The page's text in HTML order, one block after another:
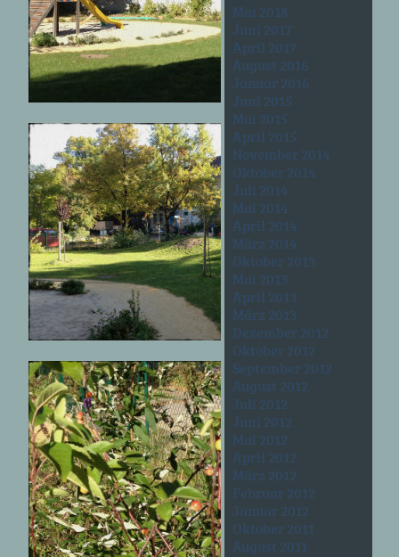
Mai 2018
Juni 2017
April 2017
August 2016
Januar 2016
Juni 2015
Mai 2015
April 2015
November 2014
Oktober 2014
Juli 2014
Mai 2014
April 2014
März 2014
Oktober 2013
Mai 2013
April 2013
März 2013
Dezember 2012
Oktober 2012
September 2012
August 2012
Juli 2012
Juni 2012
Mai 2012
April 2012
März 2012
Februar 2012
Januar 2012
Oktober 2011
August 2011